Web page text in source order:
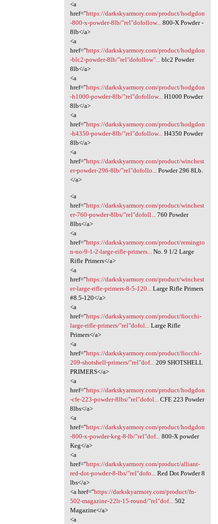
<a
href="https://darkskyarmory.com/product/hodgdon
-800-x-powder-8lb/"rel"dofollow...
800-X Powder -
8lb</a>
<a
href="https://darkskyarmory.com/product/hodgdon
-blc2-powder-8lb/"rel"dofollow"...
blc2 Powder
8lb</a>
<a
href="https://darkskyarmory.com/product/hodgdon
-h1000-powder-8lb/"rel"dofollow...
H1000 Powder
8lb</a>
<a
href="https://darkskyarmory.com/product/hodgdon
-h4350-powder-8lb/"rel"dofollow...
H4350 Powder
8lb</a>
<a
href="https://darkskyarmory.com/product/winchest
er-powder-296-8lb/"rel"dofollo...
Powder 296 8Lb.
</a>
<a
href="https://darkskyarmory.com/product/winchest
er-760-powder-8lbs/"rel"dofoll...760 Powder
8lbs</a>
<a
href="https://darkskyarmory.com/product/remingto
n-no-9-1-2-large-rifle-primers...No. 9 1/2 Large
Rifle Primers</a>
<a
href="https://darkskyarmory.com/product/winchest
er-large-rifle-primers-8-5-120...Large Rifle Primers
#8.5-120</a>
<a
href="https://darkskyarmory.com/product/fiocchi-
large-rifle-primers/"rel"dofol...Large Rifle
Primers</a>
<a
href="https://darkskyarmory.com/product/fiocchi-
209-shotshell-primers/"rel"dof...209 SHOTSHELL
PRIMERS</a>
<a
href="https://darkskyarmory.com/product/hodgdon
-cfe-223-powder-8lbs/"rel"dofol...CFE 223 Powder
8lbs</a>
<a
href="https://darkskyarmory.com/product/hodgdon
-800-x-powder-keg-8-lb/"rel"dof...800-X powder
Keg</a>
<a
href="https://darkskyarmory.com/product/alliant-
red-dot-powder-8-lbs/"rel"dofo...Red Dot Powder 8
lbs</a>
<a href="https://darkskyarmory.com/product/fn-
502-magazine-22lr-15-round/"rel"dof...502
Magazine</a>
<a